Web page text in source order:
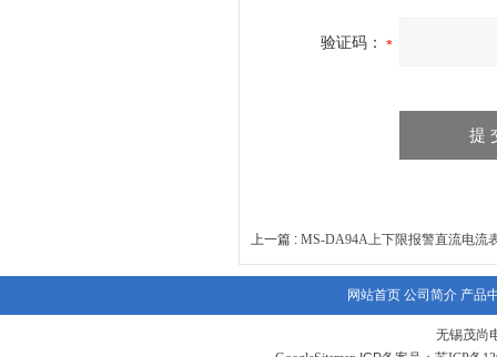
验证码：
上一篇 : MS-DA94A上下限报警直流电流
网站首页 公司简介 产品
无锡茂尚